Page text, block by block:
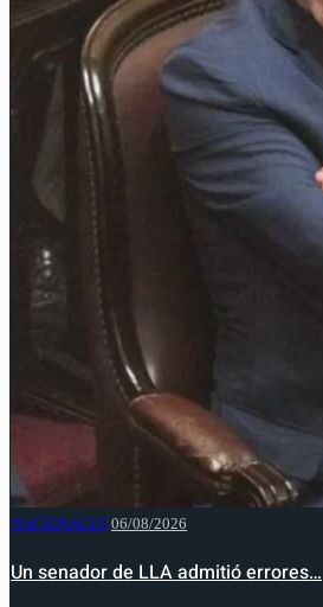
NACIONALES 06/08/2026
Un senador de LLA admitió errores…